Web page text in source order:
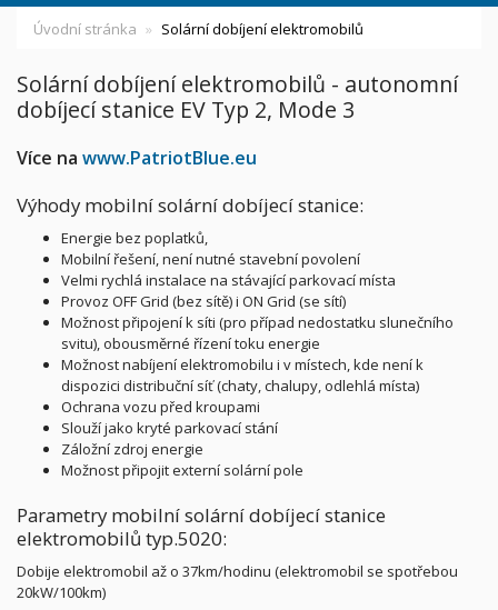
Úvodní stránka Solární dobíjení elektromobilů
Solární dobíjení elektromobilů - autonomní
dobíjecí stanice EV Typ 2, Mode 3
Více na www.PatriotBlue.eu
Výhody mobilní solární dobíjecí stanice:
Energie bez poplatků,
Mobilní řešení, není nutné stavební povolení
Velmi rychlá instalace na stávající parkovací místa
Provoz OFF Grid (bez sítě) i ON Grid (se sítí)
Možnost připojení k síti (pro případ nedostatku slunečního
svitu), obousměrné řízení toku energie
Možnost nabíjení elektromobilu i v místech, kde není k
dispozici distribuční síť (chaty, chalupy, odlehlá místa)
Ochrana vozu před kroupami
Slouží jako kryté parkovací stání
Záložní zdroj energie
Možnost připojit externí solární pole
Parametry mobilní solární dobíjecí stanice
elektromobilů typ.5020:
Dobije elektromobil až o 37km/hodinu (elektromobil se spotřebou
20kW/100km)